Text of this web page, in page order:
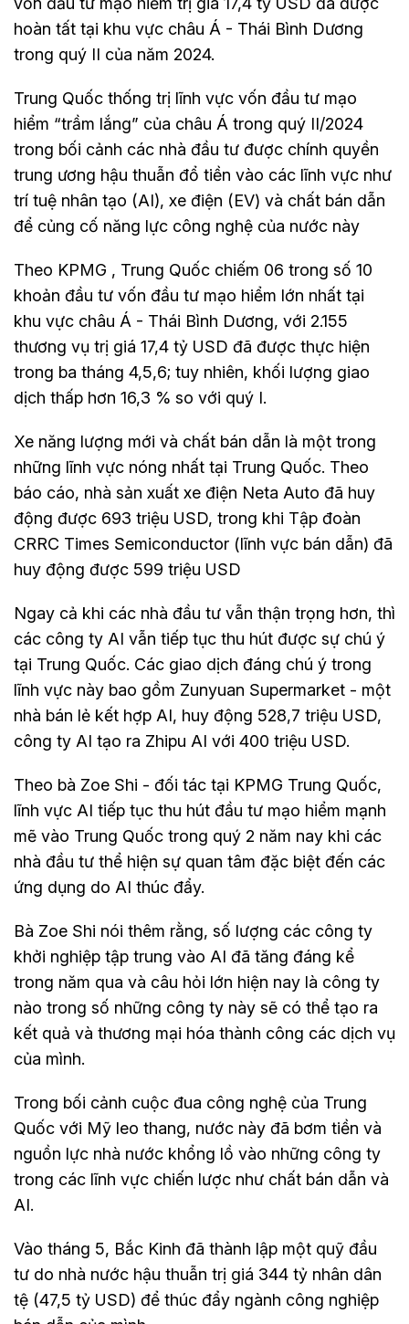
hoàn tất tại khu vực châu Á - Thái Bình Dương
trong quý II của năm 2024.
Trung Quốc thống trị lĩnh vực vốn đầu tư mạo
hiểm “trầm lắng” của châu Á trong quý II/2024
trong bối cảnh các nhà đầu tư được chính quyền
trung ương hậu thuẫn đổ tiền vào các lĩnh vực như
trí tuệ nhân tạo (AI), xe điện (EV) và chất bán dẫn
để củng cố năng lực công nghệ của nước này
Theo KPMG , Trung Quốc chiếm 06 trong số 10
khoản đầu tư vốn đầu tư mạo hiểm lớn nhất tại
khu vực châu Á - Thái Bình Dương, với 2.155
thương vụ trị giá 17,4 tỷ USD đã được thực hiện
trong ba tháng 4,5,6; tuy nhiên, khối lượng giao
dịch thấp hơn 16,3 % so với quý I.
Xe năng lượng mới và chất bán dẫn là một trong
những lĩnh vực nóng nhất tại Trung Quốc. Theo
báo cáo, nhà sản xuất xe điện Neta Auto đã huy
động được 693 triệu USD, trong khi Tập đoàn
CRRC Times Semiconductor (lĩnh vực bán dẫn) đã
huy động được 599 triệu USD
Ngay cả khi các nhà đầu tư vẫn thận trọng hơn, thì
các công ty AI vẫn tiếp tục thu hút được sự chú ý
tại Trung Quốc. Các giao dịch đáng chú ý trong
lĩnh vực này bao gồm Zunyuan Supermarket - một
nhà bán lẻ kết hợp AI, huy động 528,7 triệu USD,
công ty AI tạo ra Zhipu AI với 400 triệu USD.
Theo bà Zoe Shi - đối tác tại KPMG Trung Quốc,
lĩnh vực AI tiếp tục thu hút đầu tư mạo hiểm mạnh
mẽ vào Trung Quốc trong quý 2 năm nay khi các
nhà đầu tư thể hiện sự quan tâm đặc biệt đến các
ứng dụng do AI thúc đẩy.
Bà Zoe Shi nói thêm rằng, số lượng các công ty
khởi nghiệp tập trung vào AI đã tăng đáng kể
trong năm qua và câu hỏi lớn hiện nay là công ty
nào trong số những công ty này sẽ có thể tạo ra
kết quả và thương mại hóa thành công các dịch vụ
của mình.
Trong bối cảnh cuộc đua công nghệ của Trung
Quốc với Mỹ leo thang, nước này đã bơm tiền và
nguồn lực nhà nước khổng lồ vào những công ty
trong các lĩnh vực chiến lược như chất bán dẫn và
AI.
Vào tháng 5, Bắc Kinh đã thành lập một quỹ đầu
tư do nhà nước hậu thuẫn trị giá 344 tỷ nhân dân
tệ (47,5 tỷ USD) để thúc đẩy ngành công nghiệp